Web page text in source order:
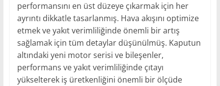
performansını en üst düzeye çıkarmak için her
ayrıntı dikkatle tasarlanmış. Hava akışını optimize
etmek ve yakıt verimliliğinde önemli bir artış
sağlamak için tüm detaylar düşünülmüş. Kaputun
altındaki yeni motor serisi ve bileşenler,
performans ve yakıt verimliliğinde çıtayı
yükselterek iş üretkenliğini önemli bir ölçüde